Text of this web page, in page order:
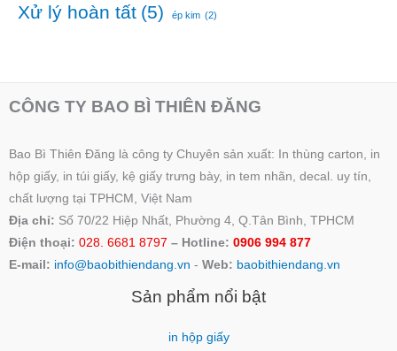
Xử lý hoàn tất (5) ép kim (2)
CÔNG TY BAO BÌ THIÊN ĐĂNG
Bao Bì Thiên Đăng là công ty Chuyên sản xuất: In thùng carton, in
hộp giấy, in túi giấy, kệ giấy trưng bày, in tem nhãn, decal. uy tín,
chất lượng tại TPHCM, Việt Nam
Địa chỉ: Số 70/22 Hiệp Nhất, Phường 4, Q.Tân Bình, TPHCM
Điện thoại: 028. 6681 8797 – Hotline: 0906 994 877
E-mail: info@baobithiendang.vn - Web: baobithiendang.vn
Sản phẩm nổi bật
in hộp giấy